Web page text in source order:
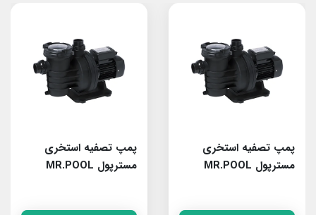
پمپ تصفیه استخری
مسترپول MR.POOL
پمپ تصفیه استخری
مسترپول MR.POOL